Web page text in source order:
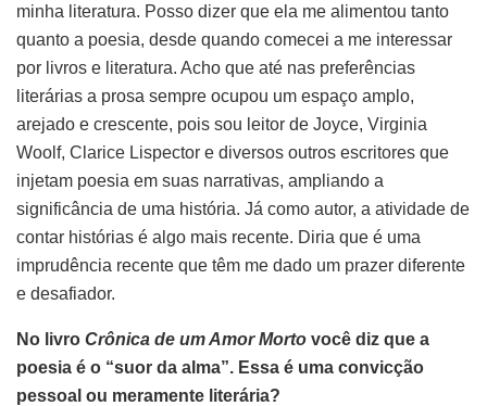
minha literatura. Posso dizer que ela me alimentou tanto
quanto a poesia, desde quando comecei a me interessar
por livros e literatura. Acho que até nas preferências
literárias a prosa sempre ocupou um espaço amplo,
arejado e crescente, pois sou leitor de Joyce, Virginia
Woolf, Clarice Lispector e diversos outros escritores que
injetam poesia em suas narrativas, ampliando a
significância de uma história. Já como autor, a atividade de
contar histórias é algo mais recente. Diria que é uma
imprudência recente que têm me dado um prazer diferente
e desafiador.
No livro Crônica de um Amor Morto você diz que a
poesia é o “suor da alma”. Essa é uma convicção
pessoal ou meramente literária?